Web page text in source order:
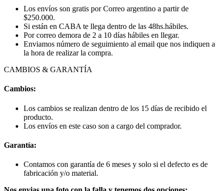
Los envíos son gratis por Correo argentino a partir de
$250.000.
Si están en CABA te llega dentro de las 48hs.hábiles.
Por correo demora de 2 a 10 días hábiles en llegar.
Enviamos número de seguimiento al email que nos indiquen a
la hora de realizar la compra.
CAMBIOS & GARANTÍA
Cambios:
Los cambios se realizan dentro de los 15 días de recibido el
producto.
Los envíos en este caso son a cargo del comprador.
Garantía:
Contamos con garantía de 6 meses y solo si el defecto es de
fabricación y/o material.